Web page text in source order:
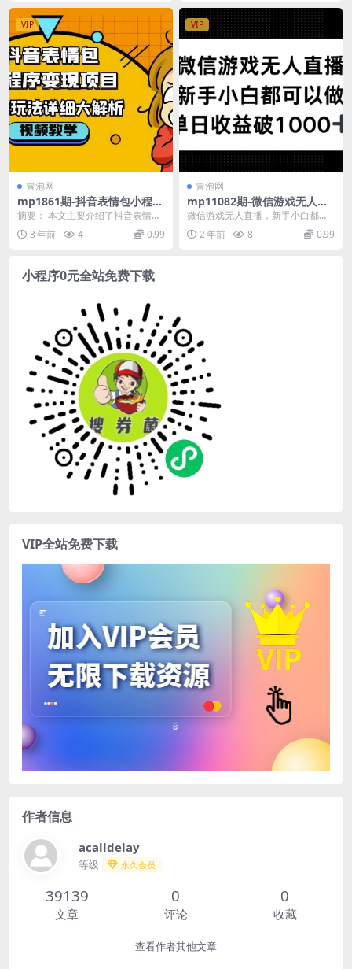
VIP
冒泡网
mp1861期-抖音表情包小程序
变现项目，一条龙玩法详细大
解析，视频版学习！(抖音表情
包小程序变现项目详解从起号
摘要： 本文主要介绍了抖音表情包
小程序变现项目，详细解析了从起
号流程到变现方法的...
3 年前 4 0.99
VIP
冒泡网
mp11082期-微信游戏无人直
播，新手小白都可以做，单日
收益破1k
微信游戏无人直播，新手小白都可
以做，单日收益破1k【揭秘】 官方
的正规任务，真实...
2 年前 8 0.99
小程序0元全站免费下载
VIP全站免费下载
作者信息
acalldelay
等级 永久会员
39139
文章
0
评论
0
收藏
查看作者其他文章